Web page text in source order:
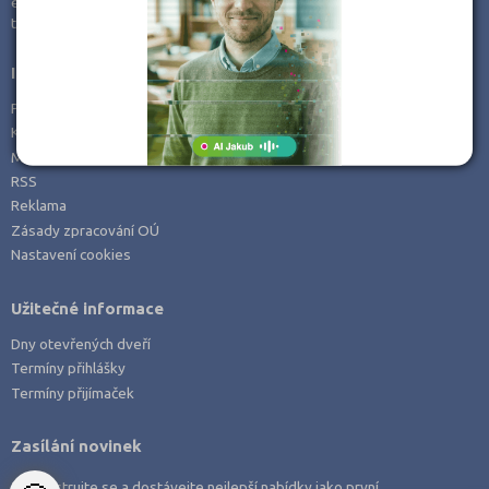
Zemědělské a ekologické
tel:
+420 606 411 115
Informace
Prohlášení o přístupnosti
Kontakt
Mapa serveru
RSS
Reklama
Zásady zpracování OÚ
Nastavení cookies
Užitečné informace
Dny otevřených dveří
Termíny přihlášky
Termíny přijímaček
Zasílání novinek